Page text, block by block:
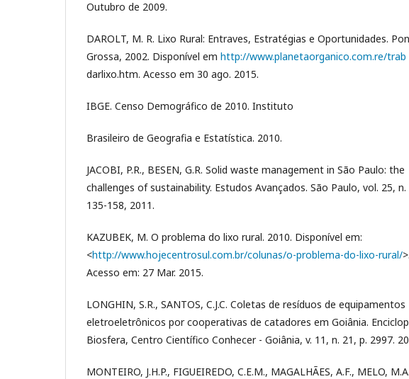
Outubro de 2009.
DAROLT, M. R. Lixo Rural: Entraves, Estratégias e Oportunidades.
Grossa, 2002. Disponível em http://www.planetaorganico.com.re/trab
darlixo.htm. Acesso em 30 ago. 2015.
IBGE. Censo Demográfico de 2010. Instituto
Brasileiro de Geografia e Estatística. 2010.
JACOBI, P.R., BESEN, G.R. Solid waste management in São Paulo: the
challenges of sustainability. Estudos Avançados. São Paulo, vol. 25, n.
135-158, 2011.
KAZUBEK, M. O problema do lixo rural. 2010. Disponível em:
<http://www.hojecentrosul.com.br/colunas/o-problema-do-lixo-rural/>.
Acesso em: 27 Mar. 2015.
LONGHIN, S.R., SANTOS, C.J.C. Coletas de resíduos de equipamentos
eletroeletrônicos por cooperativas de catadores em Goiânia.
Biosfera, Centro Científico Conhecer - Goiânia, v. 11, n. 21, p. 2997.
MONTEIRO, J.H.P., FIGUEIREDO, C.E.M., MAGALHÃES, A.F., MELO,